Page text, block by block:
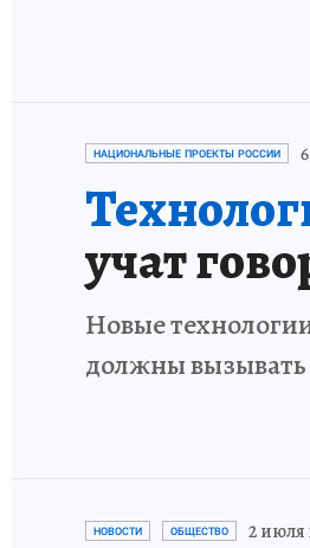
НАЦИОНАЛЬНЫЕ ПРОЕКТЫ РОССИИ
учат
Новые
должны
НОВОСТИ ОБЩЕСТВО 2 июля